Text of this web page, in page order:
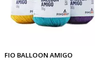
FIO BALLOON AMIGO